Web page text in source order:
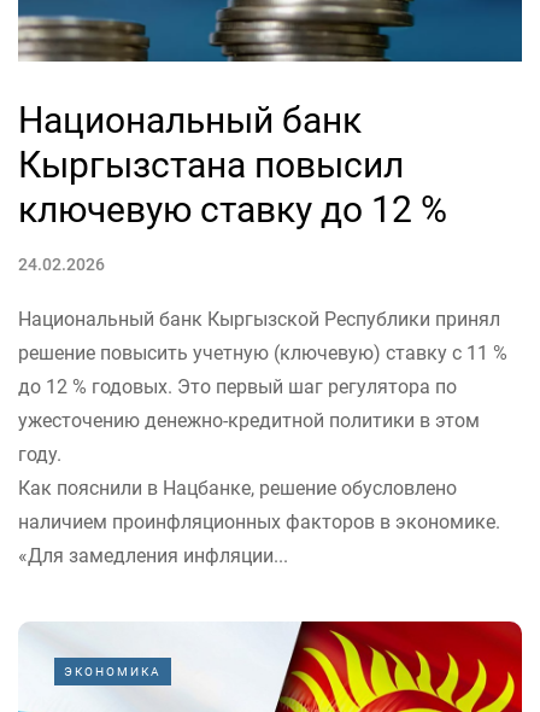
Национальный банк
Кыргызстана повысил
ключевую ставку до 12 %
24.02.2026
Национальный банк Кыргызской Республики принял
решение повысить учетную (ключевую) ставку с 11 %
до 12 % годовых. Это первый шаг регулятора по
ужесточению денежно-кредитной политики в этом
году.
Как пояснили в Нацбанке, решение обусловлено
наличием проинфляционных факторов в экономике.
«Для замедления инфляции...
ЭКОНОМИКА